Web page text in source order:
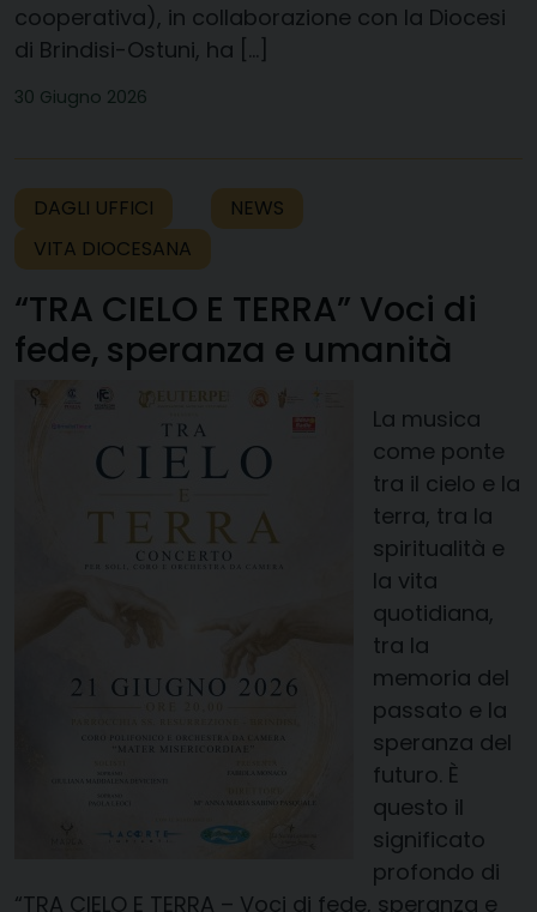
cooperativa), in collaborazione con la Diocesi
di Brindisi-Ostuni, ha […]
30 Giugno 2026
DAGLI UFFICI
NEWS
VITA DIOCESANA
“TRA CIELO E TERRA” Voci di
fede, speranza e umanità
La musica
come ponte
tra il cielo e la
terra, tra la
spiritualità e
la vita
quotidiana,
tra la
memoria del
passato e la
speranza del
futuro. È
questo il
significato
profondo di
“TRA CIELO E TERRA – Voci di fede, speranza e